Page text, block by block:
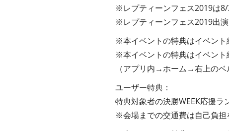
※レプティーンフェス2019は8/
※レプティーンフェス2019出
※本イベントの特典はイベント
※本イベントの特典はイベント
（アプリ内→ホーム→右上の
ユーザー特典：
特典対象者の決勝WEEK応援ラ
※会場までの交通費は自己負担